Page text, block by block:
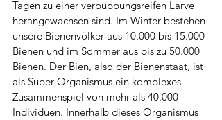
Tagen zu einer verpuppungsreifen Larve
herangewachsen sind. Im Winter bestehen
unsere Bienenvölker aus 10.000 bis 15.000
Bienen und im Sommer aus bis zu 50.000
Bienen. Der Bien, also der Bienenstaat, ist
als Super-Organismus ein komplexes
Zusammenspiel von mehr als 40.000
Individuen. Innerhalb dieses Organismus